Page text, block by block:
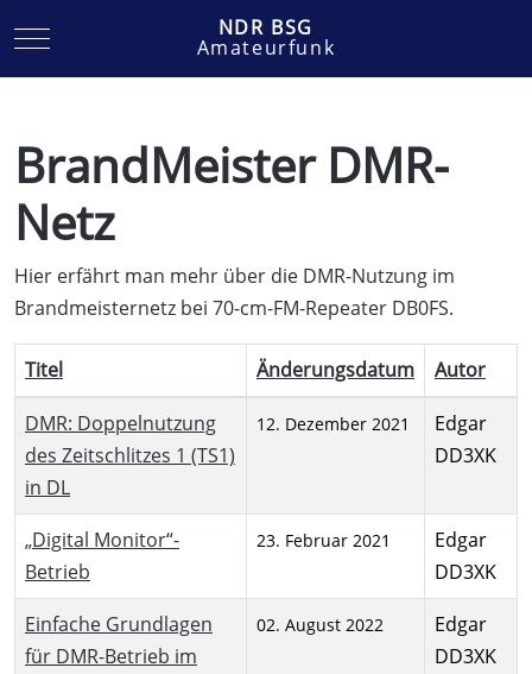
Mobile Menu Toggle NDR BSG
Amateurfunk
BrandMeister DMR-
Netz
Hier erfährt man mehr über die DMR-Nutzung im
Brandmeisternetz bei 70-cm-FM-Repeater DB0FS.
Beiträge
Titel Änderungsdatum Autor
DMR: Doppelnutzung
des Zeitschlitzes 1 (TS1)
in DL
12. Dezember 2021
Edgar
DD3XK
„Digital Monitor“-
Betrieb
23. Februar 2021
Edgar
DD3XK
Einfache Grundlagen
für DMR-Betrieb im
02. August 2022
Edgar
DD3XK